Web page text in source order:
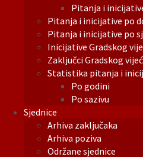
Pitanja i
Pitanja i inicijative po
Pitanja i inicijative po
Inicijative Gradskog
Zaključci Gradskog
Statistika pitanja i
Po godini
Po sazivu
Sjednice
Arhiva zaključaka
Arhiva poziva
Održane sjednice